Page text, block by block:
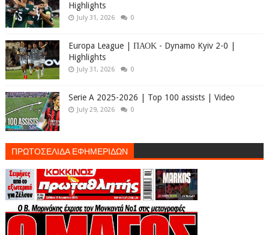
Highlights
July 31, 2026 0
Europa League | ΠΑΟΚ - Dynamo Kyiv 2-0 |
Highlights
July 31, 2026 0
Serie A 2025-2026 | Top 100 assists | Video
July 29, 2026 0
ΠΡΩΤΟΣΕΛΙΔΑ ΕΦΗΜΕΡΙΔΩΝ